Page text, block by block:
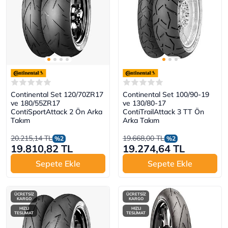
Continental Set 120/70ZR17
ve 180/55ZR17
ContiSportAttack 2 Ön Arka
Takım
20.215,14 TL %2
19.810,82 TL
Sepete Ekle
Continental Set 100/90-19
ve 130/80-17
ContiTrailAttack 3 TT Ön
Arka Takım
19.668,00 TL %2
19.274,64 TL
Sepete Ekle
ÜCRETSİZ
KARGO
HIZLI
TESLİMAT
ÜCRETSİZ
KARGO
HIZLI
TESLİMAT